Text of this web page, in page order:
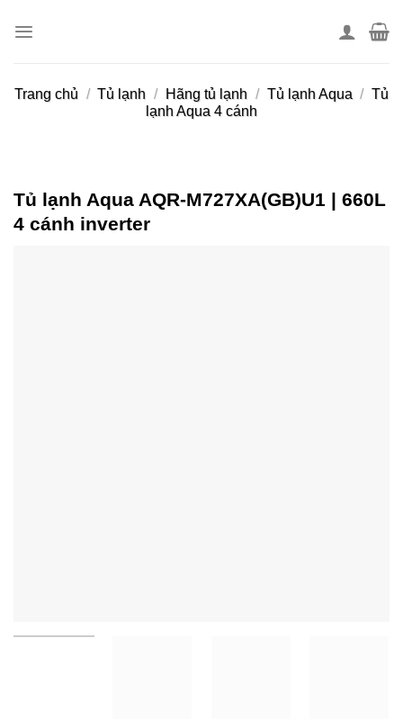
Trang chủ / Tủ lạnh / Hãng tủ lạnh / Tủ lạnh Aqua / Tủ
lạnh Aqua 4 cánh
Tủ lạnh Aqua AQR-M727XA(GB)U1 | 660L
4 cánh inverter